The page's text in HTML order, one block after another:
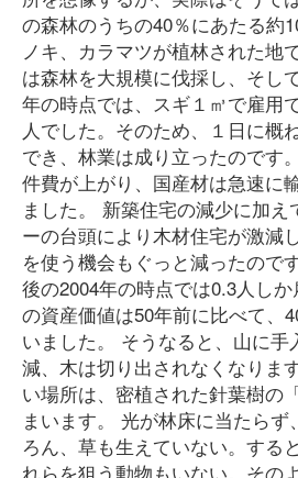
の森林のうちの40％にあたる約
ノキ、カラマツが植林された地
は森林を大規模に伐採し、そし
年の時点では、スギ１㎥で雇用
人でした。そのため、１日に概
でき、林業は成り立ったのです
件費が上がり、国産材は急速に
ました。 新築住宅の減少に加え
ーの台頭により木材住宅が激減
を使う機会もぐっと減ったので
後の2004年の時点では0.3人し
の資産価値は50年前に比べて、
いました。 そうなると、山に手
減、木は切り出されなくなりま
い場所は、密植された針葉樹の
まいます。 光が林床に当たらず
ろん、草も生えていない。する
れらを狙う動物もいない。その